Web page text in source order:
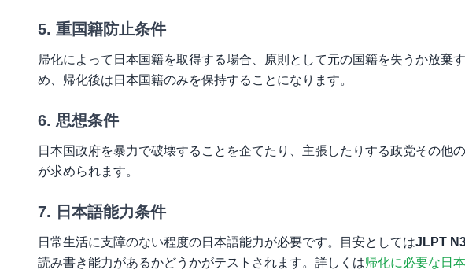
5. 重国籍防止条件
帰化によって日本国籍を取得する場合、原則として元の国籍を失うか放棄
め、帰化後は日本国籍のみを保持することになります。
6. 思想条件
日本国政府を暴力で破壊することを企てたり、主張したりする政党その他
が求められます。
7. 日本語能力条件
日常生活に支障のない程度の日本語能力が必要です。目安としてはJLPT
読み書き能力があるかどうかがテストされます。詳しくは帰化に必要な日